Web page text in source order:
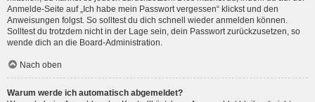
Anmelde-Seite auf „Ich habe mein Passwort vergessen“ klickst und den
Anweisungen folgst. So solltest du dich schnell wieder anmelden können.
Solltest du trotzdem nicht in der Lage sein, dein Passwort zurückzusetzen, so
wende dich an die Board-Administration.
Nach oben
Warum werde ich automatisch abgemeldet?